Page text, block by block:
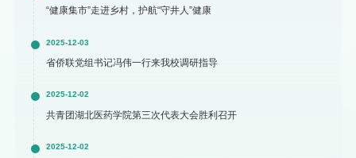
“健康集市”走进乡村，护航“守井人”健康
2025-12-03
省侨联党组书记冯伟一行来我校调研指导
2025-12-02
共青团湖北医药学院第三次代表大会胜利召开
2025-12-02